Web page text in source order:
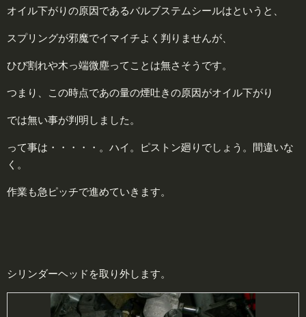
オイル下がりの原因であるバルブステムシールはというと、
スプリングが邪魔でイマイチよく判りませんが、
ひび割れや木っ端微塵ってことは無さそうです。
つまり、この時点であの量の煙吐きの原因がオイル下がり
では無い事が判明しました。
って事は・・・・・。ハイ。ピストン廻りでしょう。間違いな
く。
作業も急ピッチで進めていきます。
シリンダーヘッドを取り外します。